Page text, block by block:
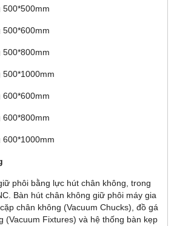
500*500mm
500*600mm
500*800mm
500*1000mm
600*600mm
600*800mm
600*1000mm
phôi bằng lực hút chân không, trong
Bàn hút chân không giữ phôi máy gia
chân không (Vacuum Chucks), đồ gá
(Vacuum Fixtures) và hệ thống bàn kẹp